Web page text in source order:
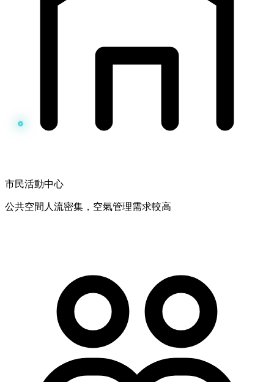
市民活動中心
公共空間人流密集，空氣管理需求較高